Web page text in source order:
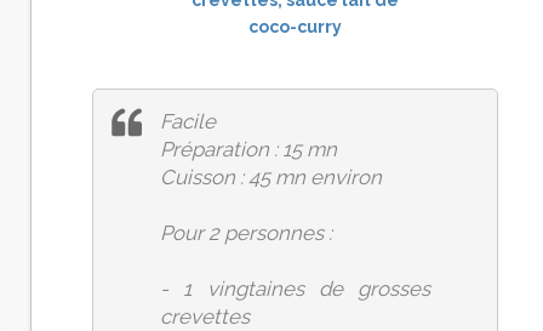
Facile
Préparation : 15 mn
Cuisson : 45 mn environ
Pour 2 personnes :
- 1 vingtaines de grosses
crevettes